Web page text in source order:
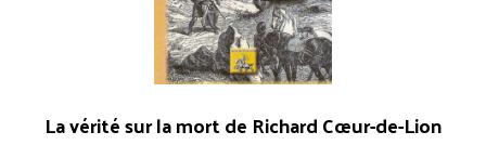
La vérité sur la mort de Richard Cœur-de-Lion